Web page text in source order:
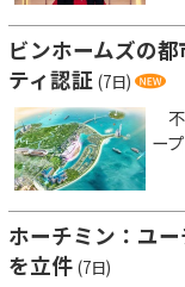
ビンホームズの
ティ認証 (7日)
ー
ホーチミン：ユ
を立件 (7日)